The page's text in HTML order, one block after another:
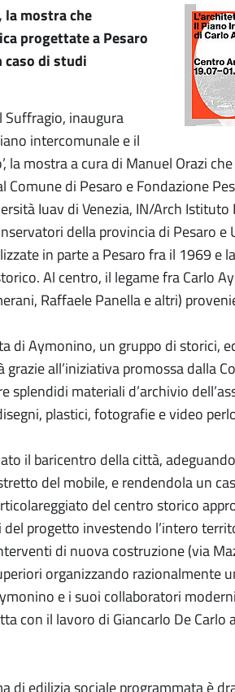
la mostra che
progettate a Pesaro
caso di studi
Suffragio, inaugura
intercomunale e il
la mostra a cura di Manuel Orazi
di Pesaro e Fondazione
Iuav di Venezia, IN/Arch
della provincia di Pesaro e
in parte a Pesaro fra il 1969 e
Al centro, il legame fra Carlo
Raffaele Panella e altri)
di Aymonino, un gruppo di storici,
grazie all’iniziativa promossa dalla
splendidi materiali d’archivio
plastici, fotografie e video
il baricentro della città,
del mobile, e rendendola un
del centro storico
progetto investendo l’intero
di nuova costruzione (via
organizzando razionalmente
e i suoi collaboratori
con il lavoro di Giancarlo De Carlo
di edilizia sociale programmata è